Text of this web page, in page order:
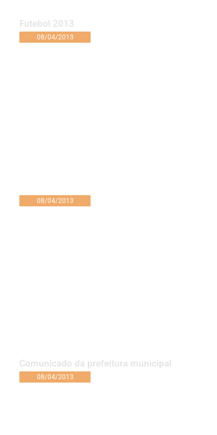
Futebol 2013
08/04/2013
08/04/2013
Comunicado da prefeitura municipal
08/04/2013